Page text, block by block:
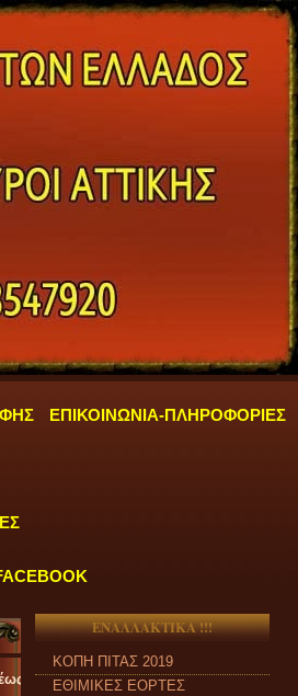
ΕΠΙΚΟΙΝΩΝΙΑ-ΠΛΗΡΟΦΟΡΙΕΣ
και από ώρα 09:00 π.μ. έως 04:00 μ.μ.
ΕΝΑΛΛΑΚΤΙΚΑ !!!
ΚΟΠΗ ΠΙΤΑΣ 2019
ΕΘΙΜΙΚΕΣ ΕΟΡΤΕΣ